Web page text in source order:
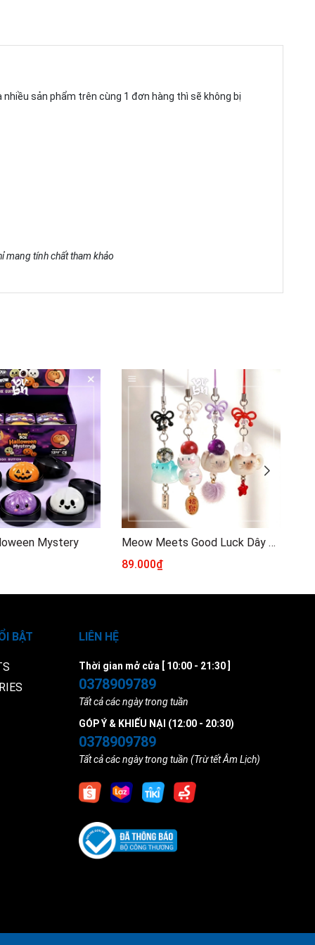
sản phẩm trên cùng 1 đơn hàng thì sẽ không bị
mang tính chất tham khảo
Mystery
Meow Meets Good Luck Dây Đeo Điện Thoại Ver3
89.000₫
BẬT LIÊN HỆ
Thời gian mở cửa [ 10:00 - 21:30 ]
0378909789
Tất cả các ngày trong tuần
GÓP Ý & KHIẾU NẠI (12:00 - 20:30)
0378909789
Tất cả các ngày trong tuần (Trừ tết Âm Lịch)